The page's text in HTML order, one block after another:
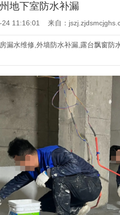
地下室防水补漏
24 11:16:01 来自：
水维修,外墙防水补漏,露台飘窗